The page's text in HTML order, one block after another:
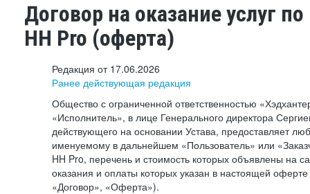
Договор на оказание услуг
HH Pro (оферта)
Редакция от 17.06.2026
Ранее действующая редакция
Общество с ограниченной ответственностью
«Исполнитель», в лице Генерального директора
действующего на основании Устава, предоставляет
именуемому в дальнейшем «Пользователь» или
HH Pro, перечень и стоимость которых объявлены на
оказания и оплаты которых указан в настоящей
«Договор», «Оферта»).